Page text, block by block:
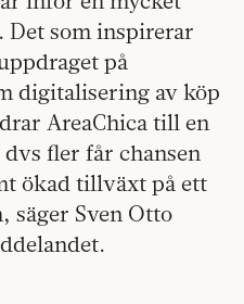
Det som inspirerar
på
digitalisering av köp
AreaChica till en
fler får chansen
ökad tillväxt på ett
säger Sven Otto